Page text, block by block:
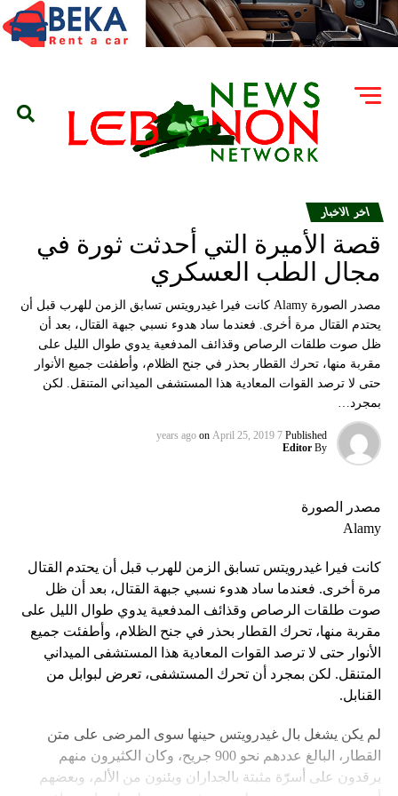
اخر الاخبار
قصة الأميرة التي أحدثت ثورة في
مجال الطب العسكري
مصدر الصورة Alamy كانت فيرا غيدرويتس تسابق الزمن للهرب قبل أن
يحتدم القتال مرة أخرى. فعندما ساد هدوء نسبي جبهة القتال، بعد أن
ظل صوت طلقات الرصاص وقذائف المدفعية يدوي طوال الليل على
مقربة منها، تحرك القطار بحذر في جنح الظلام، وأطفئت جميع الأنوار
حتى لا ترصد القوات المعادية هذا المستشفى الميداني المتنقل. لكن
بمجرد…
Published
7 years ago
on April 25, 2019
By
Editor
مصدر الصورة
Alamy
كانت فيرا غيدرويتس تسابق الزمن للهرب قبل أن يحتدم القتال
مرة أخرى. فعندما ساد هدوء نسبي جبهة القتال، بعد أن ظل
صوت طلقات الرصاص وقذائف المدفعية يدوي طوال الليل على
مقربة منها، تحرك القطار بحذر في جنح الظلام، وأطفئت جميع
الأنوار حتى لا ترصد القوات المعادية هذا المستشفى الميداني
المتنقل. لكن بمجرد أن تحرك المستشفى، تعرض لبوابل من
القنابل.
لم يكن يشغل بال غيدرويتس حينها سوى المرضى على متن
القطار، البالغ عددهم نحو 900 جريح، وكان الكثيرون منهم
يرقدون على أسرّة مثبتة بالجداران ويئنون من الألم، وبعضهم